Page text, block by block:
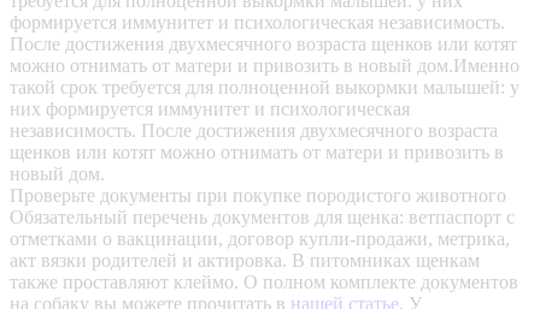
формируется иммунитет и психологическая независимость.
После достижения двухмесячного возраста щенков или котят
можно отнимать от матери и привозить в новый дом.Именно
такой срок требуется для полноценной выкормки малышей: у
них формируется иммунитет и психологическая
независимость. После достижения двухмесячного возраста
щенков или котят можно отнимать от матери и привозить в
новый дом.
Проверьте документы при покупке породистого животного
Обязательный перечень документов для щенка: ветпаспорт с
отметками о вакцинации, договор купли-продажи, метрика,
акт вязки родителей и актировка. В питомниках щенкам
также проставляют клеймо. О полном комплекте документов
на собаку вы можете прочитать в нашей статье. У